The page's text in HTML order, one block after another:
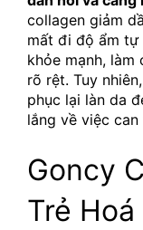
collagen giảm
mất đi độ ẩm tự
khỏe mạnh, làm
rõ rệt. Tuy
phục lại làn da
lắng về việc
Goncy
Trẻ Hoá